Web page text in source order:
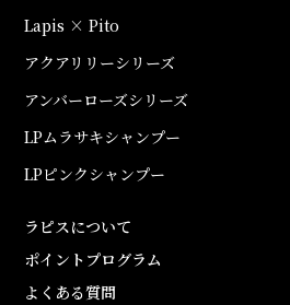
Lapis × Pito
アクアリリーシリーズ
アンバーローズシリーズ
LPムラサキシャンプー
LPピンクシャンプー
ラピスについて
ポイントプログラム
よくある質問